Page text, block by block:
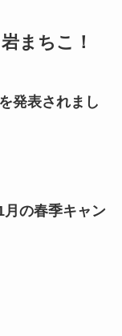
藤けんの現
査！
離婚理由や
も調査！
まちこ！
発表されまし
の春季キャン